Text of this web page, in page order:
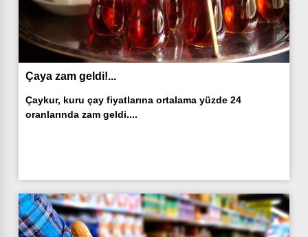
Çaya zam geldi!...
Çaykur, kuru çay fiyatlarına ortalama yüzde 24
oranlarında zam geldi....